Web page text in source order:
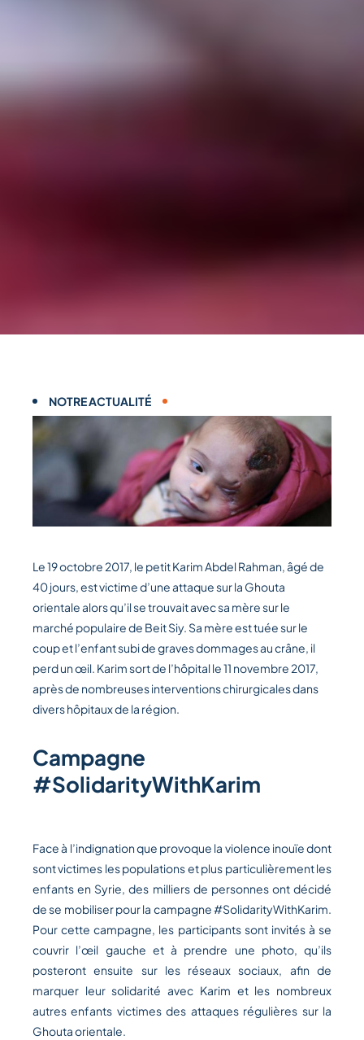
NOTRE ACTUALITÉ
Le 19 octobre 2017, le petit Karim Abdel Rahman, âgé de
40 jours, est victime d’une attaque sur la Ghouta
orientale alors qu’il se trouvait avec sa mère sur le
marché populaire de Beit Siy. Sa mère est tuée sur le
coup et l’enfant subi de graves dommages au crâne, il
perd un œil. Karim sort de l’hôpital le 11 novembre 2017,
après de nombreuses interventions chirurgicales dans
divers hôpitaux de la région.
Campagne
#SolidarityWithKarim
Face à l’indignation que provoque la violence inouïe dont
sont victimes les populations et plus particulièrement les
enfants en Syrie, des milliers de personnes ont décidé
de se mobiliser pour la campagne #SolidarityWithKarim.
Pour cette campagne, les participants sont invités à se
couvrir l’œil gauche et à prendre une photo, qu’ils
posteront ensuite sur les réseaux sociaux, afin de
marquer leur solidarité avec Karim et les nombreux
autres enfants victimes des attaques régulières sur la
Ghouta orientale.